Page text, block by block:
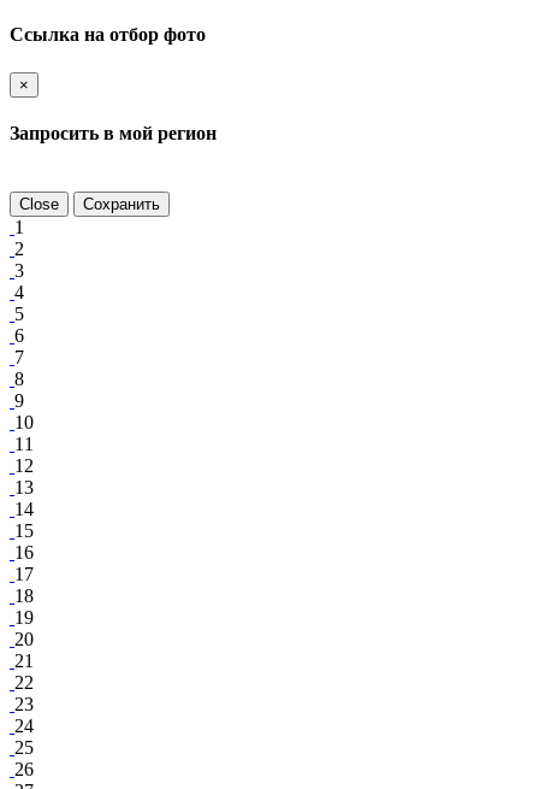
Ссылка на отбор фото
×
Запросить в мой регион
Close Сохранить
1
2
3
4
5
6
7
8
9
10
11
12
13
14
15
16
17
18
19
20
21
22
23
24
25
26